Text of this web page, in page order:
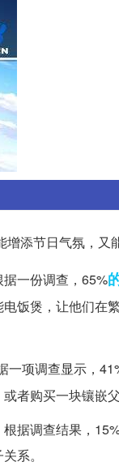
增添节日气氛，又
一份调查，65%
饭煲，让他们在
一项调查显示，
者购买一块镶嵌
据调查结果，
系。